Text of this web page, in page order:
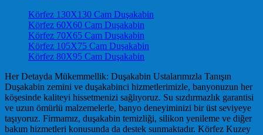
Körfez 130X130 Cam Duşakabin
Körfez 60X60 Cam Duşakabin
Körfez 70X65 Cam Duşakabin
Körfez 105X75 Cam Duşakabin
Körfez 80X95 Cam Duşakabin
Her Detayda Mükemmellik: Duşakabin Ustalarımızla Tanışın
Duşakabin zemini ve duşakabinci hizmetlerimizle, banyonuzun her
köşesinde kaliteyi hissetmenizi sağlıyoruz. Su sızdırmazlık garantisi
ve uzun ömürlü malzemelerle, banyo deneyiminizi bir üst seviyeye
taşıyoruz. Firmamız, duşakabin temizliği, silikon yenileme ve diğer
bakım hizmetleri konusunda da destek sunmaktadır. Körfez Kuzey